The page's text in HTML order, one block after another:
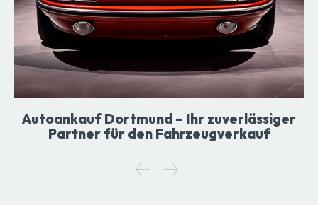
Autoankauf Dortmund – Ihr zuverlässiger
Partner für den Fahrzeugverkauf